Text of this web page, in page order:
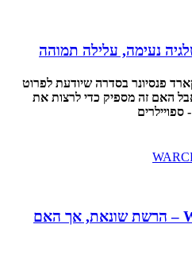
פנסיונר בסדרה שיודעת לפרוט
האם זה מספיק כדי לרצות את
Warcraft 3 Reforged – הרשת שונאת, אך האם